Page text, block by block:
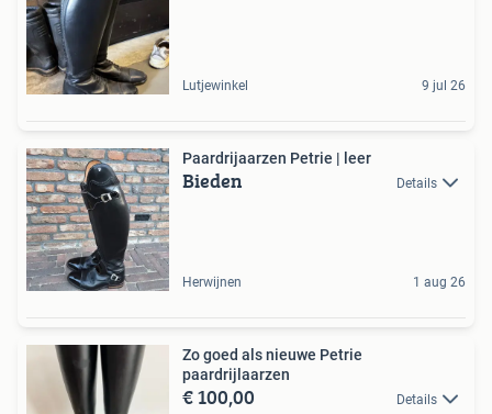
Lutjewinkel 9 jul 26
Paardrijaarzen Petrie | leer
Bieden Details
Herwijnen 1 aug 26
Zo goed als nieuwe Petrie
paardrijlaarzen
€ 100,00 Details